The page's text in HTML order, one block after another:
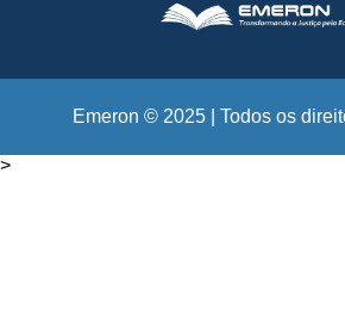
Emeron © 2025 | Todos os
>